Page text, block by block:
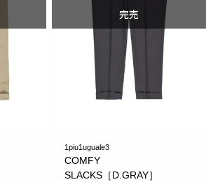
1piu1uguale3
COMFY
SLACKS［D.GRAY］